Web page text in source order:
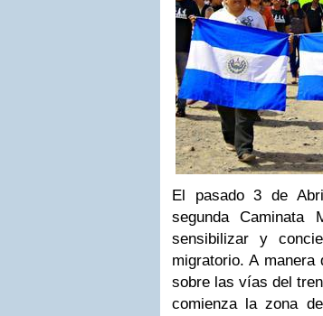
El pasado 3 de
segunda
sensibilizar y
migratorio. A
sobre las vías del
comienza la zona